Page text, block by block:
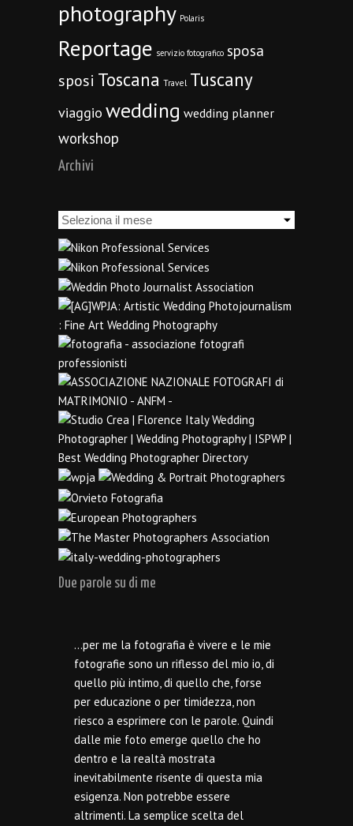
photography Polaris
Reportage servizio fotografico sposa
sposi Toscana Travel Tuscany
viaggio wedding wedding planner
workshop
Archivi
Archivi
Due parole su di me
…per me la fotografia è vivere e le mie
fotografie sono un riflesso del mio io, di
quello più intimo, di quello che, forse
per educazione o per timidezza, non
riesco a esprimere con le parole. Quindi
dalle mie foto emerge quello che ho
dentro e la realtà mostrata
inevitabilmente risente di questa mia
esigenza. Non potrebbe essere
altrimenti. La semplice scelta del